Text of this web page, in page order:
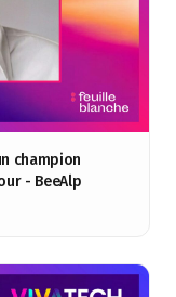
champion
- BeeAlp